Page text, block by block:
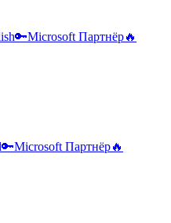
Партнёр🔥
Партнёр🔥